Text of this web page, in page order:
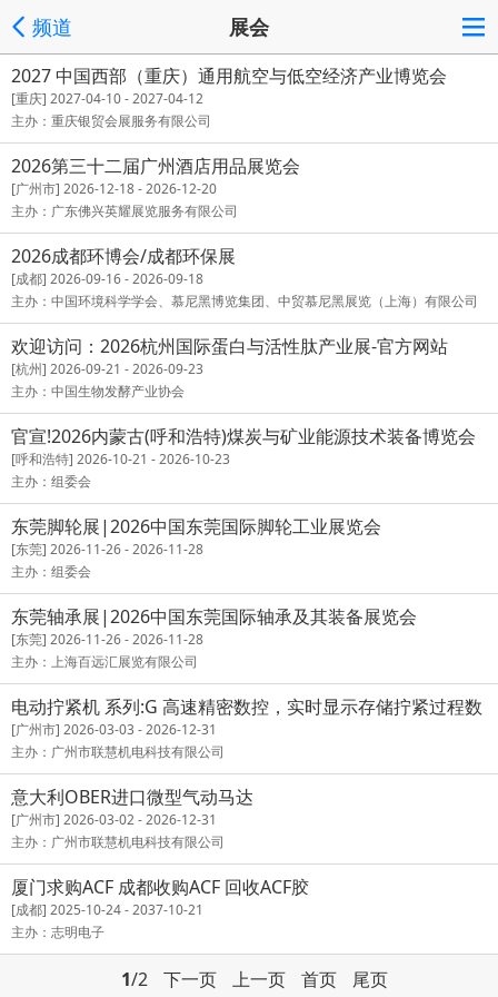
频道 展会
2027 中国西部（重庆）通用航空与低空经济产业博览会
[重庆] 2027-04-10 - 2027-04-12
主办：重庆银贸会展服务有限公司
2026第三十二届广州酒店用品展览会
[广州市] 2026-12-18 - 2026-12-20
主办：广东佛兴英耀展览服务有限公司
2026成都环博会/成都环保展
[成都] 2026-09-16 - 2026-09-18
主办：中国环境科学学会、慕尼黑博览集团、中贸慕尼黑展览（上海）有限公司
欢迎访问：2026杭州国际蛋白与活性肽产业展-官方网站
[杭州] 2026-09-21 - 2026-09-23
主办：中国生物发酵产业协会
官宣!2026内蒙古(呼和浩特)煤炭与矿业能源技术装备博览会
[呼和浩特] 2026-10-21 - 2026-10-23
主办：组委会
东莞脚轮展|2026中国东莞国际脚轮工业展览会
[东莞] 2026-11-26 - 2026-11-28
主办：组委会
东莞轴承展|2026中国东莞国际轴承及其装备展览会
[东莞] 2026-11-26 - 2026-11-28
主办：上海百远汇展览有限公司
电动拧紧机 系列:G 高速精密数控，实时显示存储拧紧过程数
据
[广州市] 2026-03-03 - 2026-12-31
主办：广州市联慧机电科技有限公司
意大利OBER进口微型气动马达
[广州市] 2026-03-02 - 2026-12-31
主办：广州市联慧机电科技有限公司
厦门求购ACF 成都收购ACF 回收ACF胶
[成都] 2025-10-24 - 2037-10-21
主办：志明电子
1/2 下一页 上一页 首页 尾页